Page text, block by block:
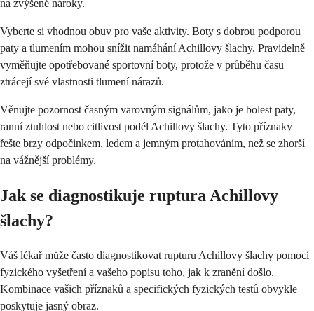
na zvýšené nároky.
Vyberte si vhodnou obuv pro vaše aktivity. Boty s dobrou podporou
paty a tlumením mohou snížit namáhání Achillovy šlachy. Pravidelně
vyměňujte opotřebované sportovní boty, protože v průběhu času
ztrácejí své vlastnosti tlumení nárazů.
Věnujte pozornost časným varovným signálům, jako je bolest paty,
ranní ztuhlost nebo citlivost podél Achillovy šlachy. Tyto příznaky
řešte brzy odpočinkem, ledem a jemným protahováním, než se zhorší
na vážnější problémy.
Jak se diagnostikuje ruptura Achillovy
šlachy?
Váš lékař může často diagnostikovat rupturu Achillovy šlachy pomocí
fyzického vyšetření a vašeho popisu toho, jak k zranění došlo.
Kombinace vašich příznaků a specifických fyzických testů obvykle
poskytuje jasný obraz.